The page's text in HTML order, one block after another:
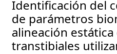
Identificación del
de parámetros
alineación
transtibiales